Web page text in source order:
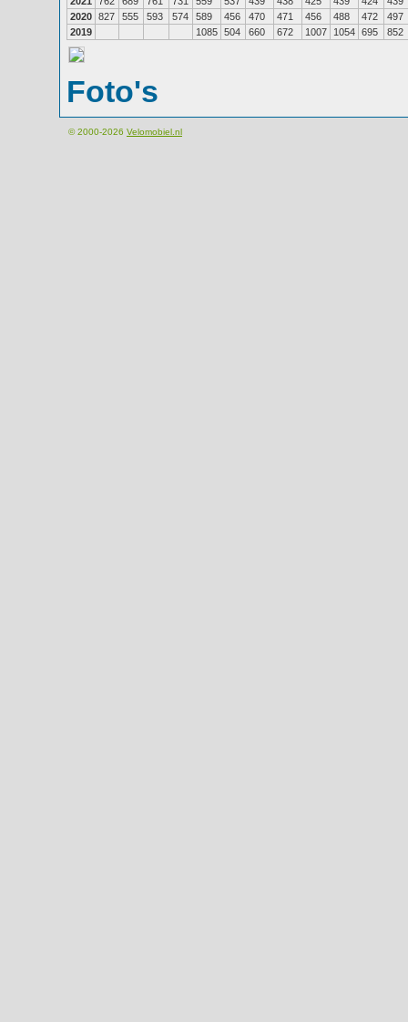
2020 827 555 593 574 589 456 470 471 456 488 472
497
2019
1085 504 660 672 1007 1054 695 852
Foto's
© 2000-2026 Velomobiel.nl